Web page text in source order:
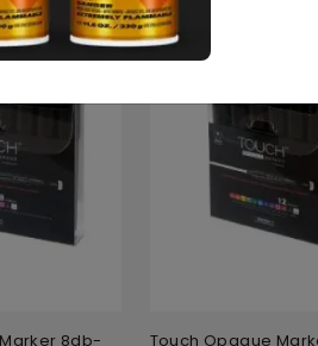
8db-
Touch Opaque